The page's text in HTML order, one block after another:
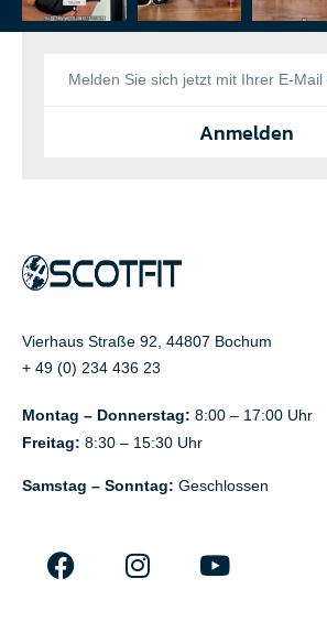
Anmelden
Vierhaus Straße 92, 44807 Bochum
+ 49 (0) 234 436 23
Montag – Donnerstag: 8:00 – 17:00 Uhr
Freitag: 8:30 – 15:30 Uhr
Samstag – Sonntag: Geschlossen